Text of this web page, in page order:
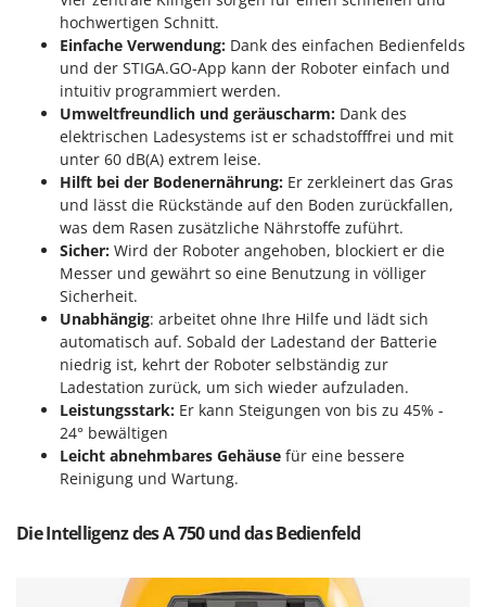
Trev - Abrek - TecnoVIR
Trotec
Troy-Bilt
Udor
Unger
Verdemax
Vesco
Volpi
Waldner
Weber
WIDU
Wiper EcoRobot
Wolf Garten
Wortex
hochwertigen Schnitt.
Einfache Verwendung: Dank des einfachen Bedienfelds
und der STIGA.GO-App kann der Roboter einfach und
intuitiv programmiert werden.
Umweltfreundlich und geräuscharm: Dank des
elektrischen Ladesystems ist er schadstofffrei und mit
unter 60 dB(A) extrem leise.
Hilft bei der Bodenernährung: Er zerkleinert das Gras
und lässt die Rückstände auf den Boden zurückfallen,
was dem Rasen zusätzliche Nährstoffe zuführt.
Sicher: Wird der Roboter angehoben, blockiert er die
Messer und gewährt so eine Benutzung in völliger
Sicherheit.
Unabhängig: arbeitet ohne Ihre Hilfe und lädt sich
automatisch auf. Sobald der Ladestand der Batterie
niedrig ist, kehrt der Roboter selbständig zur
Ladestation zurück, um sich wieder aufzuladen.
Leistungsstark: Er kann Steigungen von bis zu 45% -
24° bewältigen
Leicht abnehmbares Gehäuse für eine bessere
Reinigung und Wartung.
Die Intelligenz des A 750 und das Bedienfeld